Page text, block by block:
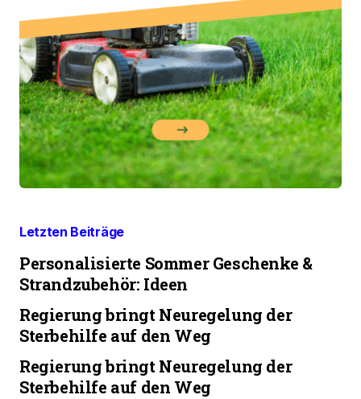
Letzten Beiträge
Personalisierte Sommer Geschenke &
Strandzubehör: Ideen
Regierung bringt Neuregelung der
Sterbehilfe auf den Weg
Regierung bringt Neuregelung der
Sterbehilfe auf den Weg